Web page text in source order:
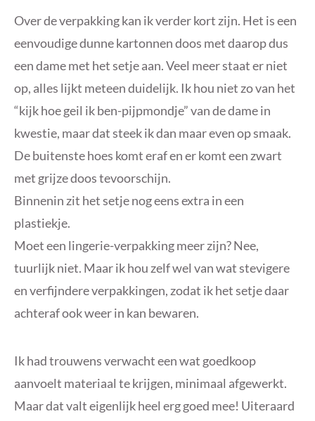
Over de verpakking kan ik verder kort zijn. Het is een
eenvoudige dunne kartonnen doos met daarop dus
een dame met het setje aan. Veel meer staat er niet
op, alles lijkt meteen duidelijk. Ik hou niet zo van het
“kijk hoe geil ik ben-pijpmondje” van de dame in
kwestie, maar dat steek ik dan maar even op smaak.
De buitenste hoes komt eraf en er komt een zwart
met grijze doos tevoorschijn.
Binnenin zit het setje nog eens extra in een
plastiekje.
Moet een lingerie-verpakking meer zijn? Nee,
tuurlijk niet. Maar ik hou zelf wel van wat stevigere
en verfijndere verpakkingen, zodat ik het setje daar
achteraf ook weer in kan bewaren.
Ik had trouwens verwacht een wat goedkoop
aanvoelt materiaal te krijgen, minimaal afgewerkt.
Maar dat valt eigenlijk heel erg goed mee! Uiteraard